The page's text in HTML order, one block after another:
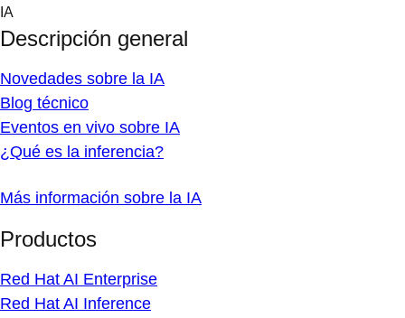
Skip
content
IA
Descripción general
Novedades sobre la IA
Blog técnico
Eventos en vivo sobre IA
¿Qué es la inferencia?
Más información sobre la IA
Productos
Red Hat AI Enterprise
Red Hat AI Inference